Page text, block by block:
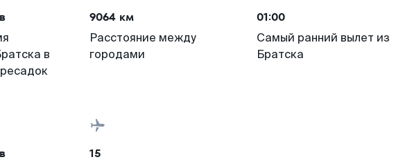
в
9064 км
Расстояние между
городами
01:00
Самый ранний вылет из
Братска
15